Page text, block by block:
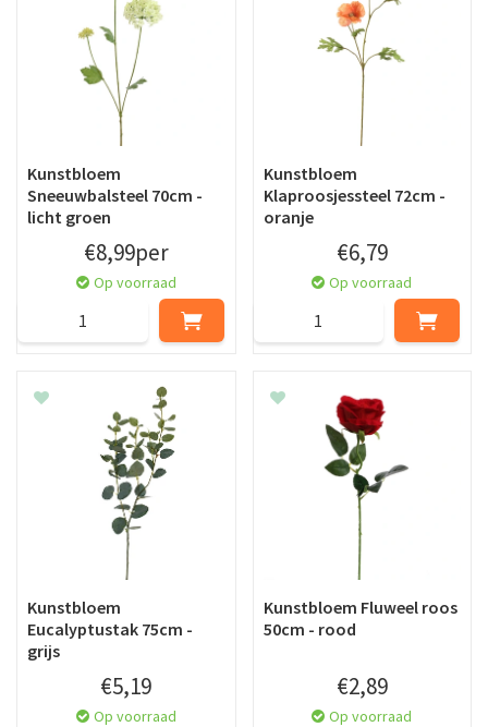
Kunstbloem
Sneeuwbalsteel 70cm -
licht groen
€8,99per
Op voorraad
Kunstbloem
Klaproosjessteel 72cm -
oranje
€6,79
Op voorraad
Kunstbloem
Eucalyptustak 75cm -
grijs
€5,19
Op voorraad
Kunstbloem Fluweel roos
50cm - rood
€2,89
Op voorraad